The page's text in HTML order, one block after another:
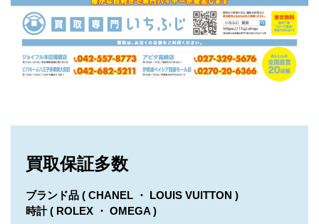
買取保証多数
ブランド品 ( CHANEL ・ LOUIS VUITTON )
時計 ( ROLEX ・ OMEGA )